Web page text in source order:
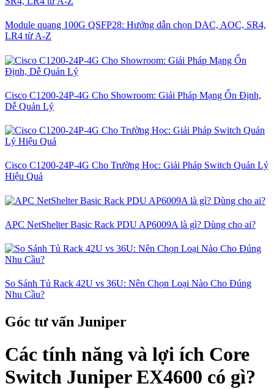
Module quang 100G QSFP28: Hướng dẫn chọn DAC, AOC, SR4,
LR4 từ A-Z
Cisco C1200-24P-4G Cho Showroom: Giải Pháp Mạng Ổn Định,
Dễ Quản Lý
Cisco C1200-24P-4G Cho Trường Học: Giải Pháp Switch Quản Lý
Hiệu Quả
APC NetShelter Basic Rack PDU AP6009A là gì? Dùng cho ai?
So Sánh Tủ Rack 42U vs 36U: Nên Chọn Loại Nào Cho Đúng
Nhu Cầu?
Góc tư vấn Juniper
Các tính năng và lợi ích Core
Switch Juniper EX4600 có gì?